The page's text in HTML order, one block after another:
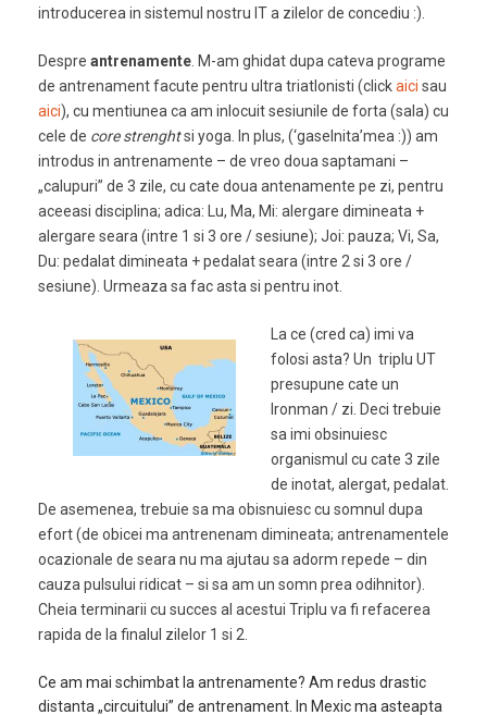
introducerea in sistemul nostru IT a zilelor de concediu :).
Despre antrenamente . M-am ghidat dupa cateva programe
de antrenament facute pentru ultra triatlonisti (clickaici sau
aici), cu mentiunea ca am inlocuit sesiunile de forta (sala) cu
cele de core strenghtsi yoga. In plus, (‘gaselnita’mea :)) am
introdus in antrenamente – de vreo doua saptamani –
„calupuri” de 3 zile, cu cate doua antenamente pe zi, pentru
aceeasi disciplina; adica: Lu, Ma, Mi: alergare dimineata +
alergare seara (intre 1 si 3 ore / sesiune); Joi: pauza; Vi, Sa,
Du: pedalat dimineata + pedalat seara (intre 2 si 3 ore /
sesiune). Urmeaza sa fac asta si pentru inot.
La ce (cred ca) imi va
folosi asta? Un triplu UT
presupune cate un
Ironman / zi. Deci trebuie
sa imi obsinuiesc
organismul cu cate 3 zile
de inotat, alergat, pedalat.
De asemenea, trebuie sa ma obisnuiesc cu somnul dupa
efort (de obicei ma antrenenam dimineata; antrenamentele
ocazionale de seara nu ma ajutau sa adorm repede – din
cauza pulsului ridicat – si sa am un somn prea odihnitor).
Cheia terminarii cu succes al acestui Triplu va fi refacerea
rapida de la finalul zilelor 1 si 2.
Ce am mai schimbat la antrenamente? Am redus drastic
distanta „circuitului” de antrenament. In Mexic ma asteapta